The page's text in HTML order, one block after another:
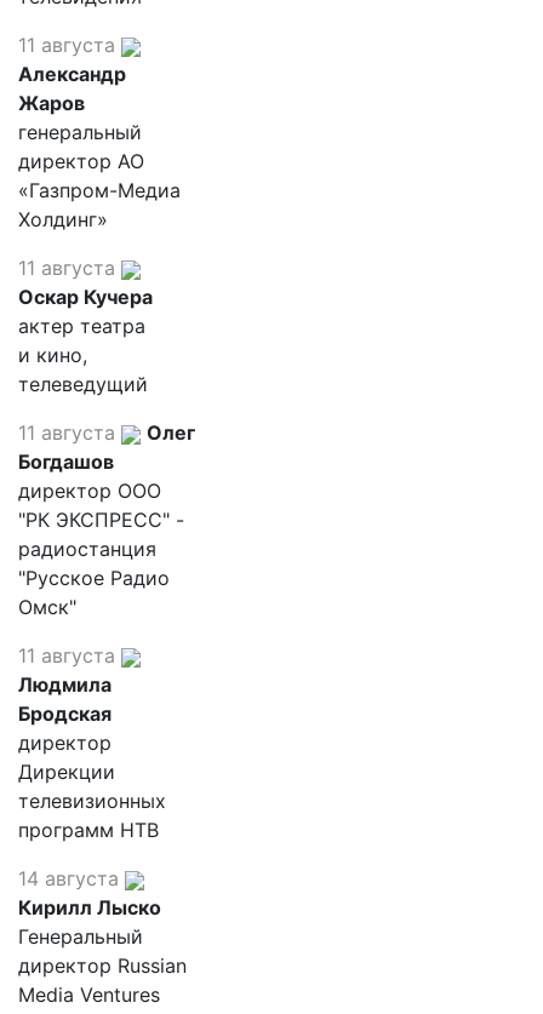
11 августа
Александр
Жаров
генеральный
директор АО
«Газпром-Медиа
Холдинг»
11 августа
Оскар Кучера
актер театра
и кино,
телеведущий
11 августа
Олег
Богдашов
директор ООО
"РК ЭКСПРЕСС" -
радиостанция
"Русское Радио
Омск"
11 августа
Людмила
Бродская
директор
Дирекции
телевизионных
программ НТВ
14 августа
Кирилл Лыско
Генеральный
директор Russian
Media Ventures